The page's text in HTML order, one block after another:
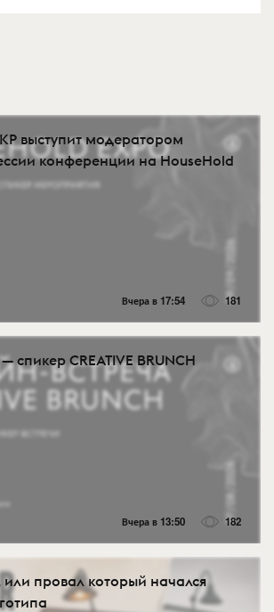
выступит модератором
конференции на HouseHold
Вчера в 17:54 181
спикер CREATIVE BRUNCH
Вчера в 13:50 182
или провал который начался